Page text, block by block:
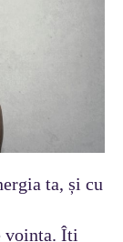
ta, și cu
voința. Îți